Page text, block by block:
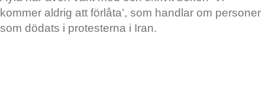
kommer aldrig att förlåta’, som handlar om personer
som dödats i protesterna i Iran.